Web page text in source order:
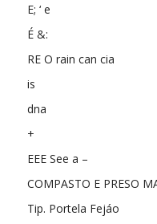
E; ‘ e
É &:
RE O rain can cia
is
dna
+
EEE See a –
COMPASTO E PRESO
Tip. Portela Fejáo